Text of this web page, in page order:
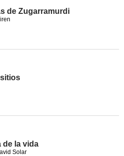
de Zugarramurdi
de la vida
Solar